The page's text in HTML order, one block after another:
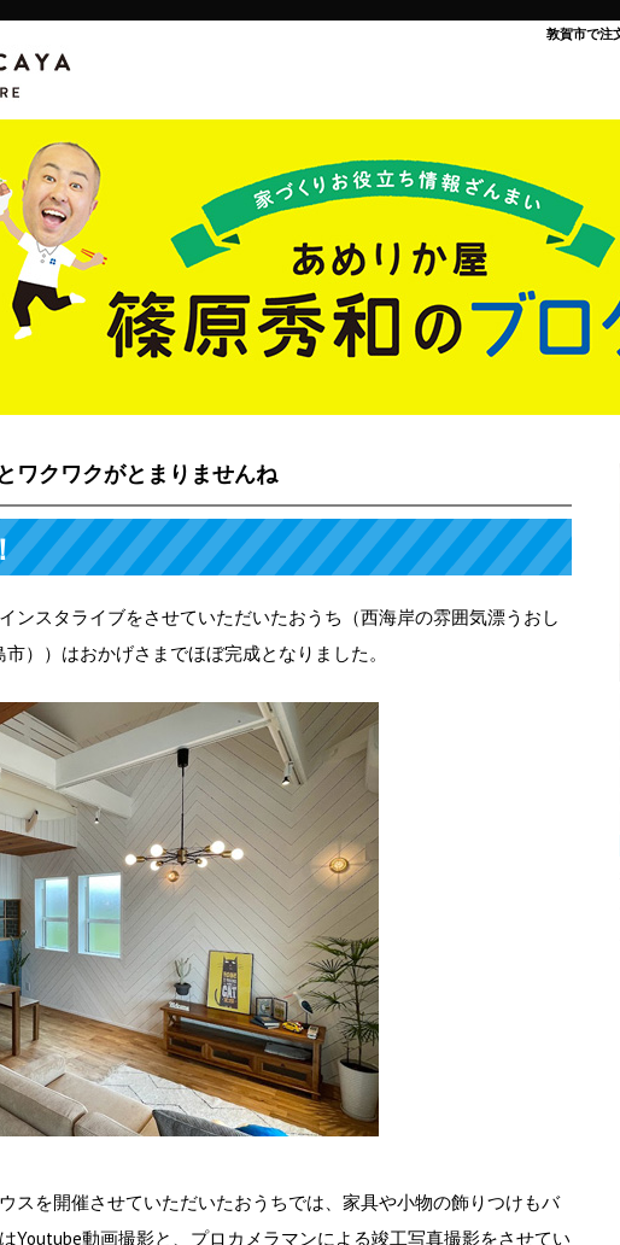
敦賀市で注
ワクワクがとまりませんね
ンスタライブをさせていただいたおうち（西海岸の雰囲気漂うおし
））はおかげさまでほぼ完成となりました。
スを開催させていただいたおうちでは、家具や小物の飾りつけもバ
Youtube動画撮影と、プロカメラマンによる竣工写真撮影をさせてい